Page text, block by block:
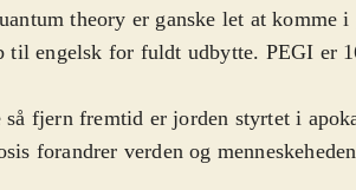
theory er ganske let at komme
til engelsk for fuldt udbytte. PEGI er
så fjern fremtid er jorden styrtet i
forandrer verden og